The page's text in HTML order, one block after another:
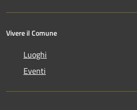
Vivere il Comune
Luoghi
Eventi